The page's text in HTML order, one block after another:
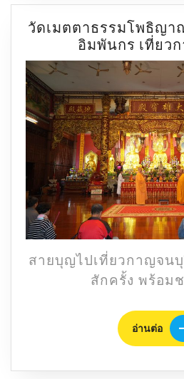
วัดเมตตาธรรมโพธิญา
อิมพันกร เที่ยว
สายบุญไปเที่ยวกาญจน
สักครั้ง พร้อม
อ่านต่อ